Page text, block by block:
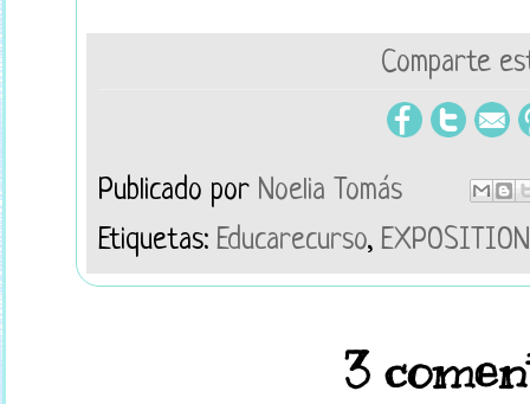
Comparte
Publicado por Noelia Tomás
Etiquetas: Educarecurso,
3